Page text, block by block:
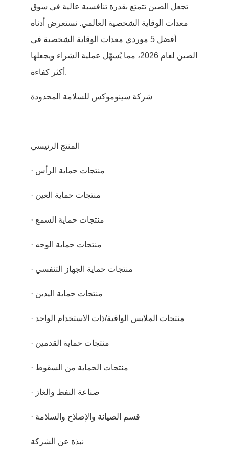
تجعل الصين تتمتع بقدرة تنافسية عالية في سوق
معدات الوقاية الشخصية العالمي. نستعرض أدناه
أفضل 5 موردي معدات الوقاية الشخصية في
الصين لعام 2026، مما يُسهّل عملية الشراء ويجعلها
أكثر كفاءة.
شركة سينوموكس للسلامة المحدودة
المنتج الرئيسي
· منتجات حماية الرأس
· منتجات حماية العين
· منتجات حماية السمع
· منتجات حماية الوجه
· منتجات حماية الجهاز التنفسي
· منتجات حماية اليدين
· منتجات الملابس الواقية/ذات الاستخدام الواحد
· منتجات حماية القدمين
· منتجات الحماية من السقوط
· صناعة النفط والغاز
· قسم الصيانة والإصلاح والسلامة
نبذة عن الشركة